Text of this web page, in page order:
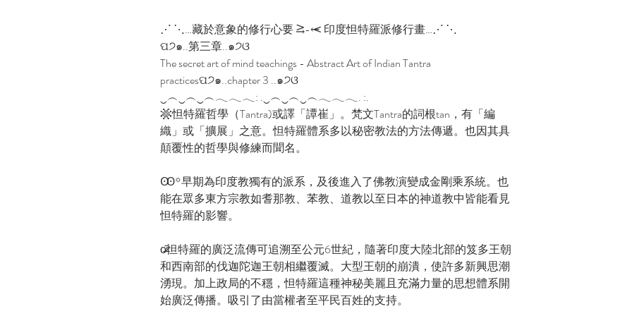
⋰ ⋱…藏於意象的修行心要 ⥸-⥷ 印度怛特羅派修行畫…⋰ ⋱
ପ੭๑..第三章..๑੭ଓ
The secret art of mind teachings - Abstract Art of Indian Tantra
practicesପ੭๑..chapter 3 ..๑੭ଓ
‿︵‿︵‿︵𓂃𓂃𓂃: .‿︵‿︵‿︵𓂃𓂃𓂃. :.
𖡹怛特羅哲學（Tantra)或譯「譚崔」。梵文Tantra的詞根tan，有「編
織」或「擴展」之意。怛特羅體系多以秘密教法的方法傳遞。也因其具
顛覆性的哲學與修練而聞名。
Ꙭ꙳早期為印度教獨有的派系，及後進入了佛教演變成金剛乘系統。也
能在眾多東方宗教如耆那教、苯教、道教以至日本的神道教中皆能看見
怛特羅的影響。
o̴̶̷᷄怛特羅的廣泛流傳可追溯至公元6世紀，隨著印度大陸北部的笈多王朝
和西南部的伐迦陀迦王朝相繼覆滅。大型王朝的崩潰，使許多新興思潮
湧現。加上政局的不穩，怛特羅這種神秘美麗且充滿力量的思想體系開
始廣泛傳播。吸引了由當權者至平民百姓的支持。